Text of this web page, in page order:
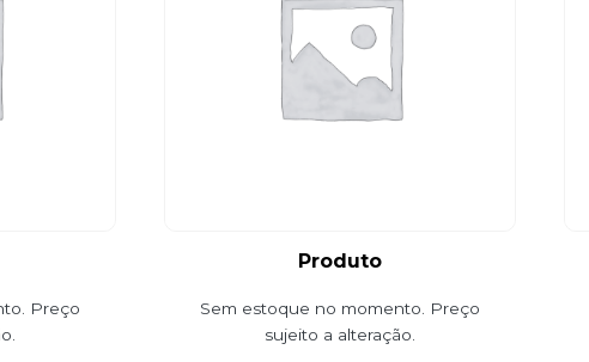
Preço
Produto
Sem estoque no momento. Preço
sujeito a alteração.